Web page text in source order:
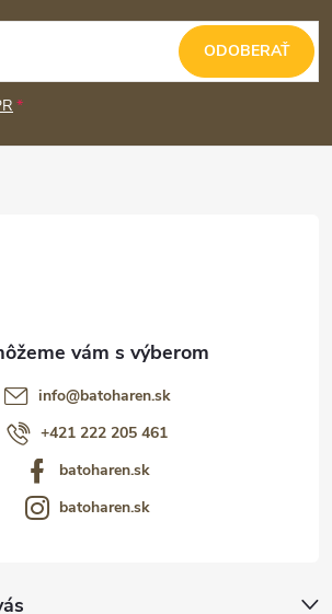
ODOBERAŤ
info@batoharen.sk
+421 222 205 461
batoharen.sk
batoharen.sk